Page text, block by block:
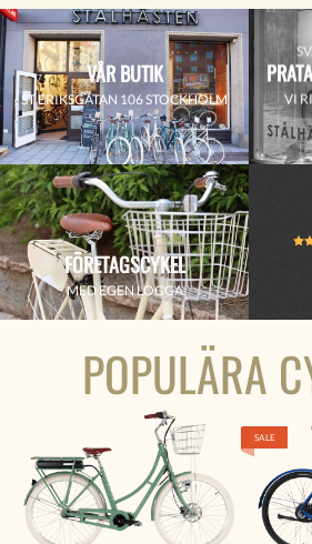
VÅR BUTIK
ST ERIKSGATAN 106 STOCKHOLM
VI
FÖRETAGSCYKEL
MED EGEN LOGGA
POPULÄRA
SALE